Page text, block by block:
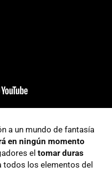
a un mundo de fantasía
en ningún momento
el tomar duras
todos los elementos del